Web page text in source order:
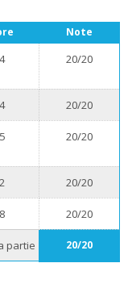
Note
20/20
20/20
20/20
20/20
20/20
partie 20/20